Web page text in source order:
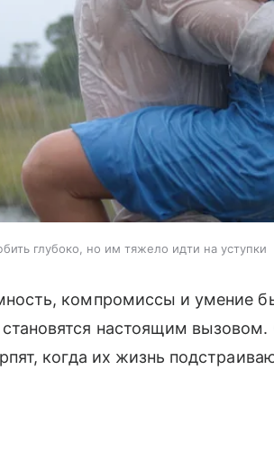
глубоко, но им тяжело идти на уступки
компромиссы и умение
настоящим вызовом.
когда их жизнь